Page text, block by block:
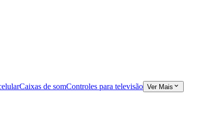
Caixas de somControles para televisão Ver Mais